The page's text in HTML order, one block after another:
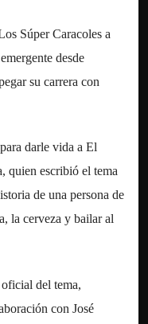
Súper Caracoles a
desde
su carrera con
darle vida a El
quien escribió el tema
de una persona de
la cerveza y bailar al
del tema,
con José